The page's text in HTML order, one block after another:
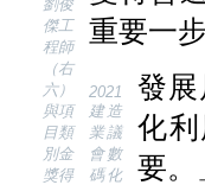
劉俊
傑工
程師
（右
六）
與項
目類
別金
獎得
重要一步
2021
建造
業議
會數
碼化
發
化
要。